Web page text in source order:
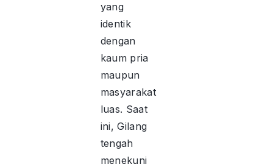
yang
identik
dengan
kaum pria
maupun
masyarakat
luas. Saat
ini, Gilang
tengah
menekuni